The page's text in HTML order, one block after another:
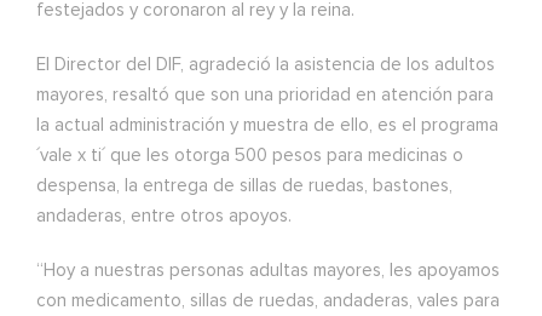
festejados y coronaron al rey y la reina.
El Director del DIF, agradeció la asistencia de los adultos
mayores, resaltó que son una prioridad en atención para
la actual administración y muestra de ello, es el programa
´vale x ti´ que les otorga 500 pesos para medicinas o
despensa, la entrega de sillas de ruedas, bastones,
andaderas, entre otros apoyos.
“Hoy a nuestras personas adultas mayores, les apoyamos
con medicamento, sillas de ruedas, andaderas, vales para